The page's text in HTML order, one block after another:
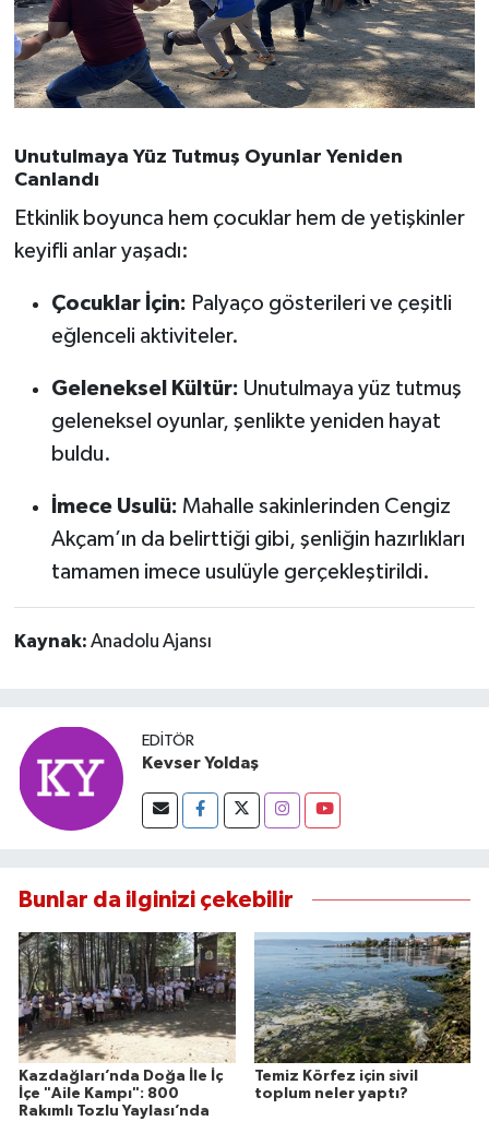
Unutulmaya Yüz Tutmuş Oyunlar Yeniden
Canlandı
Etkinlik boyunca hem çocuklar hem de yetişkinler
keyifli anlar yaşadı:
Çocuklar İçin: Palyaço gösterileri ve çeşitli
eğlenceli aktiviteler.
Geleneksel Kültür: Unutulmaya yüz tutmuş
geleneksel oyunlar, şenlikte yeniden hayat
buldu.
İmece Usulü: Mahalle sakinlerinden Cengiz
Akçam’ın da belirttiği gibi, şenliğin hazırlıkları
tamamen imece usulüyle gerçekleştirildi.
Kaynak: Anadolu Ajansı
EDITÖR
Kevser Yoldaş
Bunlar da ilginizi çekebilir
Kazdağları’nda Doğa İle İç
İçe "Aile Kampı": 800
Rakımlı Tozlu Yaylası’nda
Temiz Körfez için sivil
toplum neler yaptı?